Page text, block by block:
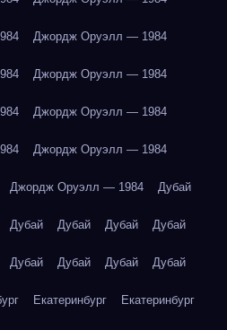
Джордж Оруэлл — 1984
Джордж Оруэлл — 1984
Джордж Оруэлл — 1984
Джордж Оруэлл — 1984
Джордж Оруэлл — 1984 Дубай
Дубай Дубай Дубай Дубай
Дубай Дубай Дубай Дубай
Екатеринбург Екатеринбург